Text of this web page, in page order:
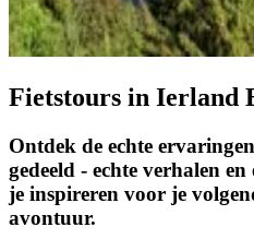
Fietstours in Ierland
Ontdek de echte
gedeeld - echte verhalen
je inspireren voor je
avontuur.